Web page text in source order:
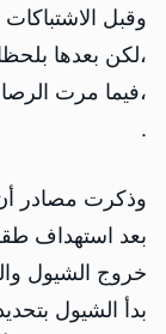
وقبل
،لكن بعدها
،فيما مرت
.
وذكرت مصادر أن
بعد استهداف
خروج الشيول
بدأ الشيول